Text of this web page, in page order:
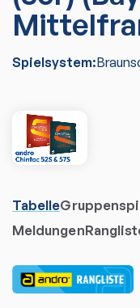
Spielsystem:
Tabelle
Meldungen